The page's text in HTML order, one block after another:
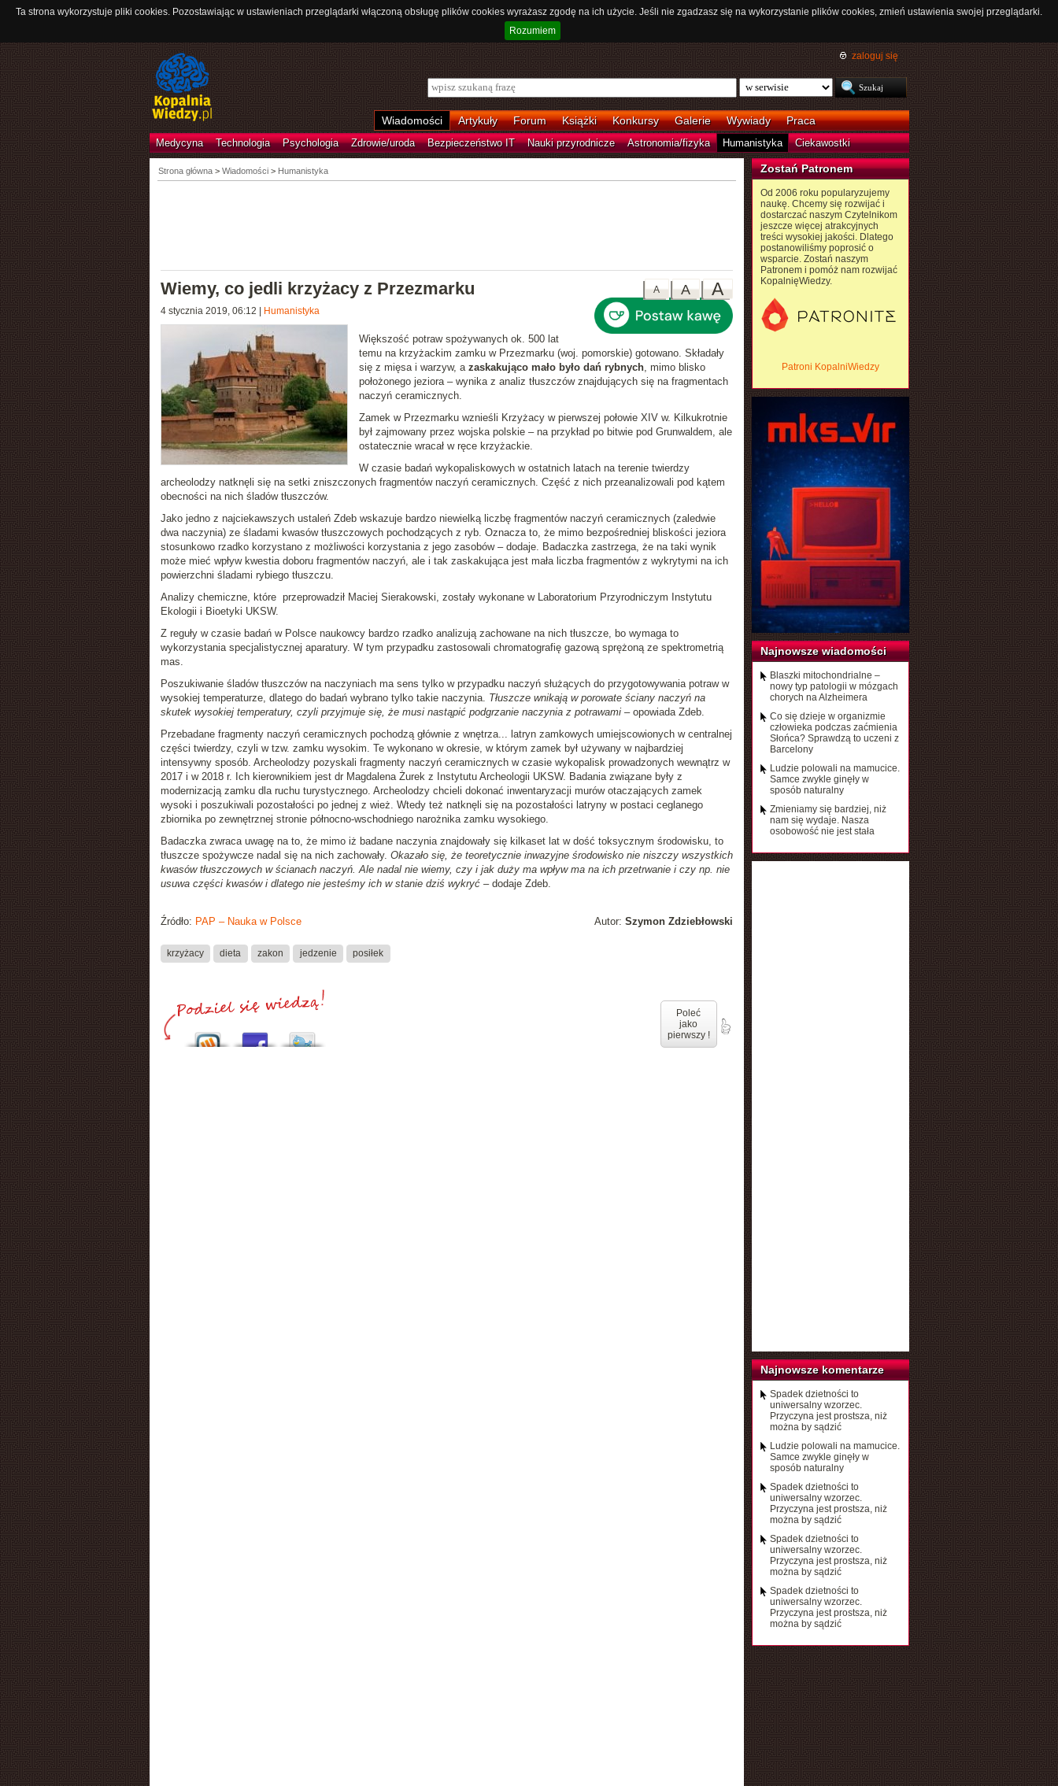
Ta strona wykorzystuje pliki cookies. Pozostawiając w ustawieniach przeglądarki włączoną obsługę plików cookies wyrażasz zgodę na ich użycie. Jeśli nie zgadzasz się na wykorzystanie plików cookies, zmień ustawienia swojej przeglądarki.
Rozumiem
zaloguj się
Wiadomości Artykuły Forum Książki Konkursy Galerie Wywiady Praca
Medycyna Technologia Psychologia Zdrowie/uroda Bezpieczeństwo IT Nauki przyrodnicze Astronomia/fizyka Humanistyka Ciekawostki
Strona główna> Wiadomości > Humanistyka
A
A
A
Wiemy, co jedli krzyżacy z Przezmarku
4 stycznia 2019, 06:12 Humanistyka
Większość potraw spożywanych ok. 500 lat
temu na krzyżackim zamku w Przezmarku (woj. pomorskie) gotowano. Składały
się z mięsa i warzyw, a zaskakująco mało było dań rybnych, mimo blisko
położonego jeziora – wynika z analiz tłuszczów znajdujących się na fragmentach
naczyń ceramicznych.
Zamek w Przezmarku wznieśli Krzyżacy w pierwszej połowie XIV w. Kilkukrotnie
był zajmowany przez wojska polskie – na przykład po bitwie pod Grunwaldem, ale
ostatecznie wracał w ręce krzyżackie.
W czasie badań wykopaliskowych w ostatnich latach na terenie twierdzy
archeolodzy natknęli się na setki zniszczonych fragmentów naczyń ceramicznych. Część z nich przeanalizowali pod kątem
obecności na nich śladów tłuszczów.
Jako jedno z najciekawszych ustaleń Zdeb wskazuje bardzo niewielką liczbę fragmentów naczyń ceramicznych (zaledwie
dwa naczynia) ze śladami kwasów tłuszczowych pochodzących z ryb. Oznacza to, że mimo bezpośredniej bliskości jeziora
stosunkowo rzadko korzystano z możliwości korzystania z jego zasobów – dodaje. Badaczka zastrzega, że na taki wynik
może mieć wpływ kwestia doboru fragmentów naczyń, ale i tak zaskakująca jest mała liczba fragmentów z wykrytymi na ich
powierzchni śladami rybiego tłuszczu.
Analizy chemiczne, które przeprowadził Maciej Sierakowski, zostały wykonane w Laboratorium Przyrodniczym Instytutu
Ekologii i Bioetyki UKSW.
Z reguły w czasie badań w Polsce naukowcy bardzo rzadko analizują zachowane na nich tłuszcze, bo wymaga to
wykorzystania specjalistycznej aparatury. W tym przypadku zastosowali chromatografię gazową sprężoną ze spektrometrią
mas.
Poszukiwanie śladów tłuszczów na naczyniach ma sens tylko w przypadku naczyń służących do przygotowywania potraw w
wysokiej temperaturze, dlatego do badań wybrano tylko takie naczynia. Tłuszcze wnikają w porowate ściany naczyń na
skutek wysokiej temperatury, czyli przyjmuje się, że musi nastąpić podgrzanie naczynia z potrawami– opowiada Zdeb.
Przebadane fragmenty naczyń ceramicznych pochodzą głównie z wnętrza... latryn zamkowych umiejscowionych w centralnej
części twierdzy, czyli w tzw. zamku wysokim. Te wykonano w okresie, w którym zamek był używany w najbardziej
intensywny sposób. Archeolodzy pozyskali fragmenty naczyń ceramicznych w czasie wykopalisk prowadzonych wewnątrz w
2017 i w 2018 r. Ich kierownikiem jest dr Magdalena Żurek z Instytutu Archeologii UKSW. Badania związane były z
modernizacją zamku dla ruchu turystycznego. Archeolodzy chcieli dokonać inwentaryzacji murów otaczających zamek
wysoki i poszukiwali pozostałości po jednej z wież. Wtedy też natknęli się na pozostałości latryny w postaci ceglanego
zbiornika po zewnętrznej stronie północno-wschodniego narożnika zamku wysokiego.
Badaczka zwraca uwagę na to, że mimo iż badane naczynia znajdowały się kilkaset lat w dość toksycznym środowisku, to
tłuszcze spożywcze nadal się na nich zachowały. Okazało się, że teoretycznie inwazyjne środowisko nie niszczy wszystkich
kwasów tłuszczowych w ścianach naczyń. Ale nadal nie wiemy, czy i jak duży ma wpływ ma na ich przetrwanie i czy np. nie
usuwa części kwasów i dlatego nie jesteśmy ich w stanie dziś wykryć– dodaje Zdeb.
Autor: Szymon Zdziebłowski
Źródło: PAP – Nauka w Polsce
krzyżacy dieta zakon jedzenie posiłek
Poleć
jako
pierwszy !
Zostań Patronem
Od 2006 roku popularyzujemy
naukę. Chcemy się rozwijać i
dostarczać naszym Czytelnikom
jeszcze więcej atrakcyjnych
treści wysokiej jakości. Dlatego
postanowiliśmy poprosić o
wsparcie. Zostań naszym
Patronem i pomóż nam rozwijać
KopalnięWiedzy.
Patroni KopalniWiedzy
Najnowsze wiadomości
Blaszki mitochondrialne –
nowy typ patologii w mózgach
chorych na Alzheimera
Co się dzieje w organizmie
człowieka podczas zaćmienia
Słońca? Sprawdzą to uczeni z
Barcelony
Ludzie polowali na mamucice.
Samce zwykle ginęły w
sposób naturalny
Zmieniamy się bardziej, niż
nam się wydaje. Nasza
osobowość nie jest stała
Najnowsze komentarze
Spadek dzietności to
uniwersalny wzorzec.
Przyczyna jest prostsza, niż
można by sądzić
Ludzie polowali na mamucice.
Samce zwykle ginęły w
sposób naturalny
Spadek dzietności to
uniwersalny wzorzec.
Przyczyna jest prostsza, niż
można by sądzić
Spadek dzietności to
uniwersalny wzorzec.
Przyczyna jest prostsza, niż
można by sądzić
Spadek dzietności to
uniwersalny wzorzec.
Przyczyna jest prostsza, niż
można by sądzić